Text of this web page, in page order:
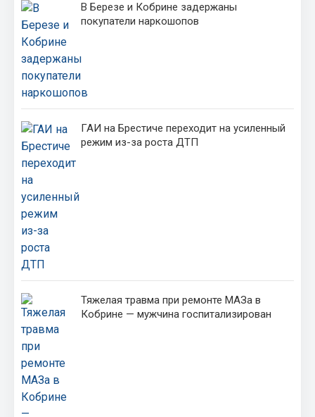
В Березе и Кобрине задержаны
покупатели наркошопов
ГАИ на Брестиче переходит на усиленный
режим из-за роста ДТП
Тяжелая травма при ремонте МАЗа в
Кобрине — мужчина госпитализирован